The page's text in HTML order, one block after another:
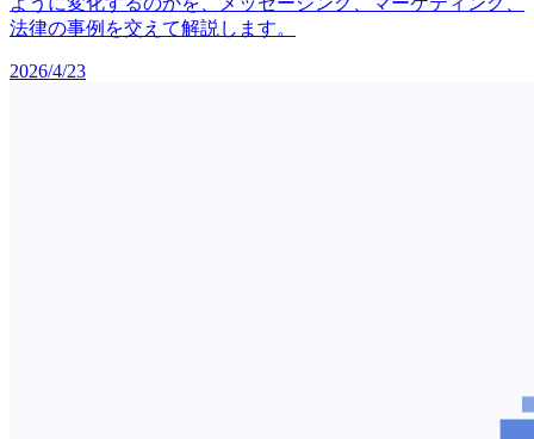
法律の事例を交えて解説します。
2026/4/23